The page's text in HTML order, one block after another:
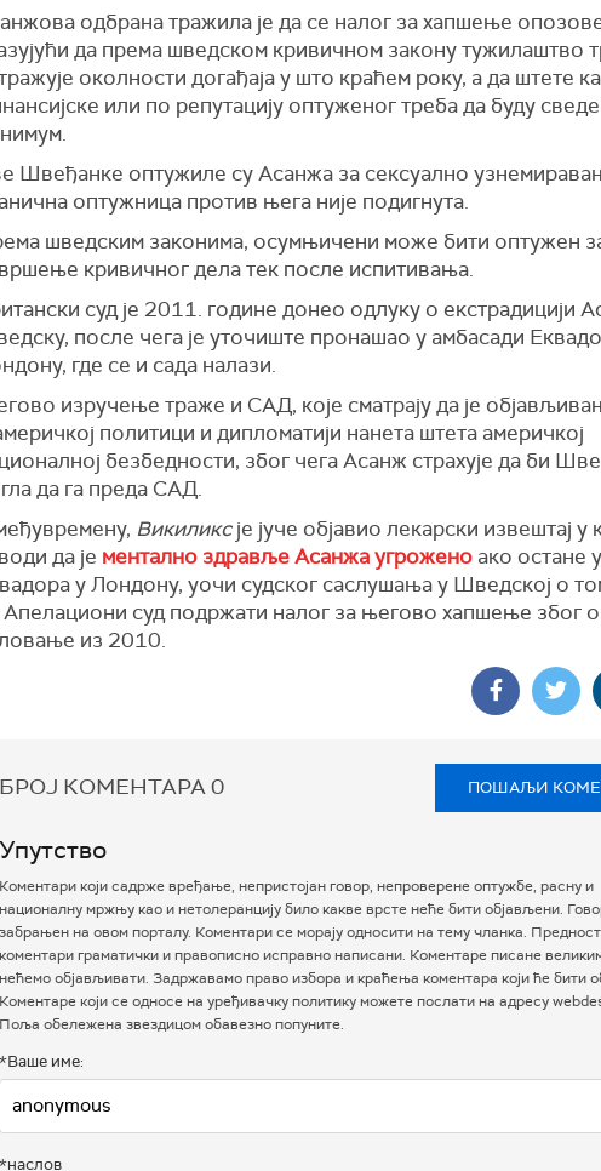
одбрана тражила је да се налог за хапшење
да према шведском кривичном закону тужилаштво
околности догађаја у што краћем року, а да штете
или по репутацију оптуженог треба да буду
Швеђанке оптужиле су Асанжа за сексуално
оптужница против њега није подигнута.
шведским законима, осумњичени може бити оптужен
кривичног дела тек после испитивања.
суд је 2011. године донео одлуку о екстрадицији
после чега је уточиште пронашао у амбасади
где се и сада налази.
изручење траже и САД, које сматрају да је
политици и дипломатији нанета штета америчкој
безбедности, због чега Асанж страхује да би
да га преда САД.
Викиликсје јуче објавио лекарски извештај у
да је ментално здравље Асанжа угрожено ако остане
у Лондону, уочи судског саслушања у Шведској о
суд подржати налог за његово хапшење због
из 2010.
БРОЈ КОМЕНТАРА0 ПОШАЉИ
Упутство
Коментари који садрже вређање, непристојан говор, непроверене оптужбе, расну и
националну мржњу као и нетолеранцију било какве врсте неће бити објављени.
забрањен на овом порталу. Коментари се морају односити на тему чланка.
коментари граматички и правописно исправно написани. Коментаре писане
нећемо објављивати. Задржавамо право избора и краћења коментара који ће бити
Коментаре који се односе на уређивачку политику можете послати на адресу
Поља обележена звездицом обавезно попуните.
*Ваше име:
*наслов